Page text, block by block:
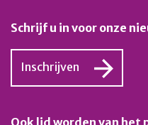
Schrijf u in voor onze
Inschrijven
Ook lid worden van het